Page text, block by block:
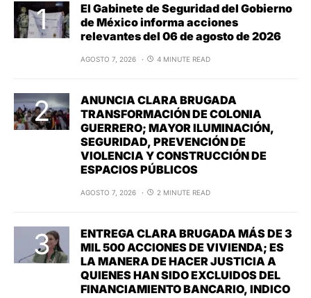
El Gabinete de Seguridad del Gobierno
de México informa acciones
relevantes del 06 de agosto de 2026
AGOSTO 7, 2026 4 MINUTE READ
ANUNCIA CLARA BRUGADA
TRANSFORMACIÓN DE COLONIA
GUERRERO; MAYOR ILUMINACIÓN,
SEGURIDAD, PREVENCIÓN DE
VIOLENCIA Y CONSTRUCCIÓN DE
ESPACIOS PÚBLICOS
AGOSTO 7, 2026 2 MINUTE READ
ENTREGA CLARA BRUGADA MÁS DE 3
MIL 500 ACCIONES DE VIVIENDA; ES
LA MANERA DE HACER JUSTICIA A
QUIENES HAN SIDO EXCLUIDOS DEL
FINANCIAMIENTO BANCARIO, INDICO